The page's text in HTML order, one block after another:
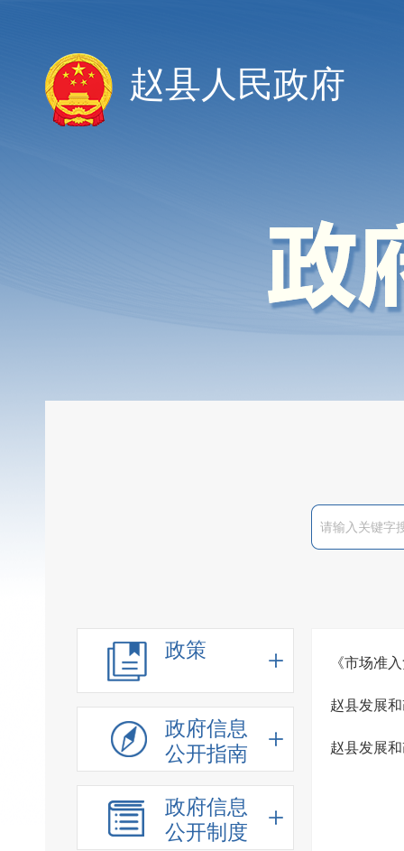
赵县人民政府
政策
政府信息
公开指南
政府信息
公开制度
《市场准
赵县发展
赵县发展